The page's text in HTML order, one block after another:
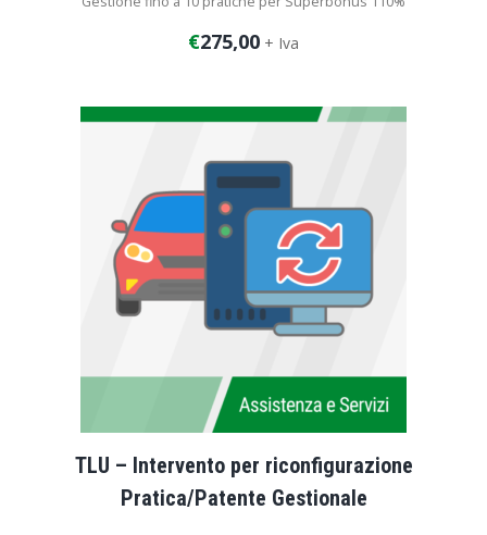
€275,00 + Iva
TLU – Intervento per riconfigurazione
Pratica/Patente Gestionale